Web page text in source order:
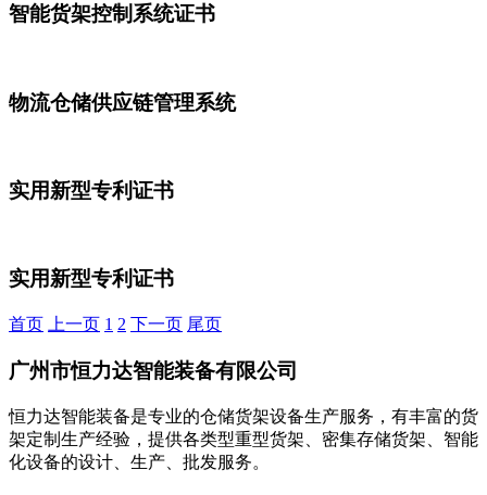
智能货架控制系统证书
物流仓储供应链管理系统
实用新型专利证书
实用新型专利证书
首页 上一页 1 2 下一页 尾页
广州市恒力达智能装备有限公司
恒力达智能装备是专业的仓储货架设备生产服务，有丰富的货
架定制生产经验，提供各类型重型货架、密集存储货架、智能
化设备的设计、生产、批发服务。